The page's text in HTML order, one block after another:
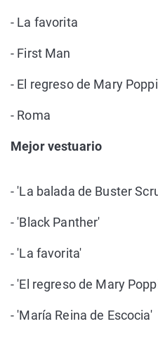
- La favorita
- First Man
- El regreso de Mary
- Roma
Mejor vestuario
- 'La balada de Buster
- 'Black Panther'
- 'La favorita'
- 'El regreso de Mary
- 'María Reina de Escocia'